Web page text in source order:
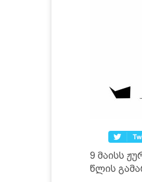
9 მაისს
წლის